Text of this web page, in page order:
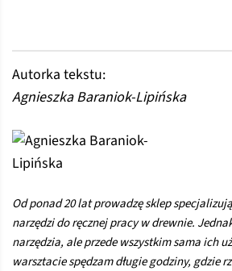
Autorka tekstu:
Agnieszka Baraniok-Lipińska
Od ponad 20 lat prowadzę sklep
narzędzi do ręcznej pracy w drewnie.
narzędzia, ale przede wszystkim sama ich
warsztacie spędzam długie godziny, gdzie